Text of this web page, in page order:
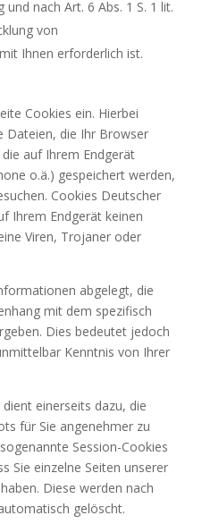
und nach Art. 6 Abs. 1 S. 1 lit.
von
Ihnen erforderlich ist.
Cookies ein. Hierbei
Dateien, die Ihr Browser
auf Ihrem Endgerät
o.ä.) gespeichert werden,
Cookies Deutscher
Ihrem Endgerät keinen
Viren, Trojaner oder
abgelegt, die
mit dem spezifisch
Dies bedeutet jedoch
Kenntnis von Ihrer
einerseits dazu, die
für Sie angenehmer zu
Session-Cookies
Sie einzelne Seiten unserer
Diese werden nach
gelöscht.